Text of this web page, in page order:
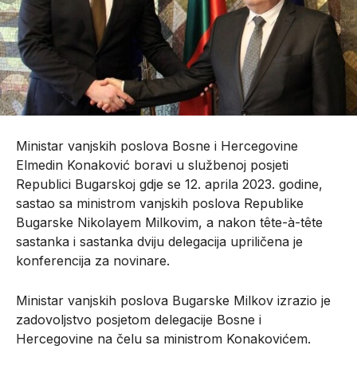
Ministar vanjskih poslova Bosne i Hercegovine
Elmedin Konaković boravi u službenoj posjeti
Republici Bugarskoj gdje se 12. aprila 2023. godine,
sastao sa ministrom vanjskih poslova Republike
Bugarske Nikolayem Milkovim, a nakon tête-à-tête
sastanka i sastanka dviju delegacija upriličena je
konferencija za novinare.
Ministar vanjskih poslova Bugarske Milkov izrazio je
zadovoljstvo posjetom delegacije Bosne i
Hercegovine na čelu sa ministrom Konakovićem.